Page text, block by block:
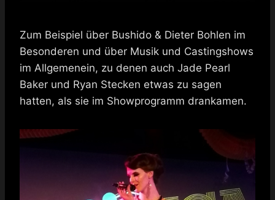
Zum Beispiel über Bushido & Dieter Bohlen im
Besonderen und über Musik und Castingshows
im Allgemenein, zu denen auch Jade Pearl
Baker und Ryan Stecken etwas zu sagen
hatten, als sie im Showprogramm drankamen.